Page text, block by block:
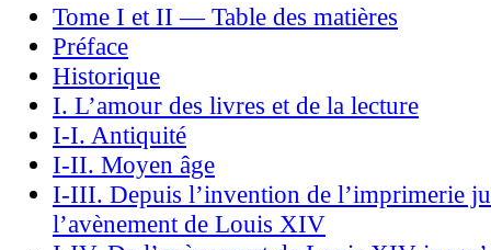
Tome I et II — Table des matières
Préface
Historique
I. L’amour des livres et de la lecture
I-I. Antiquité
I-II. Moyen âge
I-III. Depuis l’invention de l’imprimerie
l’avènement de Louis XIV